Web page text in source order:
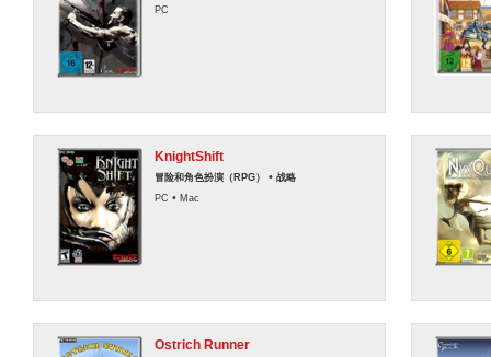
PC
KnightShift
冒险和角色扮演（RPG） • 战略
PC • Mac
Ostrich Runner